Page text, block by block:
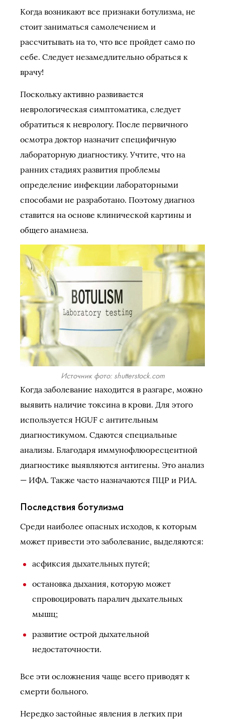
Когда возникают все признаки ботулизма, не
стоит заниматься самолечением и
рассчитывать на то, что все пройдет само по
себе. Следует незамедлительно обраться к
врачу!
Поскольку активно развивается
неврологическая симптоматика, следует
обратиться к неврологу. После первичного
осмотра доктор назначит специфичную
лабораторную диагностику. Учтите, что на
ранних стадиях развития проблемы
определение инфекции лабораторными
способами не разработано. Поэтому диагноз
ставится на основе клинической картины и
общего анамнеза.
Источник фото: shutterstock.com
Когда заболевание находится в разгаре, можно
выявить наличие токсина в крови. Для этого
используется HGUF с антительным
диагностикумом. Сдаются специальные
анализы. Благодаря иммунофлюоресцентной
диагностике выявляются антигены. Это анализ
— ИФА. Также часто назначаются ПЦР и РИА.
Последствия ботулизма
Среди наиболее опасных исходов, к которым
может привести это заболевание, выделяются:
асфиксия дыхательных путей;
остановка дыхания, которую может
спровоцировать паралич дыхательных
мышц;
развитие острой дыхательной
недостаточности.
Все эти осложнения чаще всего приводят к
смерти больного.
Нередко застойные явления в легких при